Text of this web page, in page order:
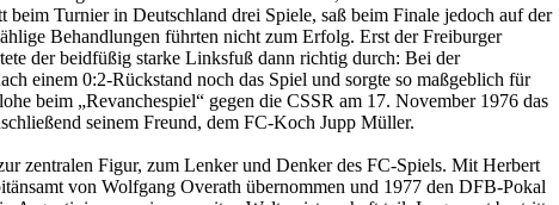
Turnier in Deutschland drei Spiele, saß beim Finale jedoch auf der
Behandlungen führten nicht zum Erfolg. Erst der Freiburger
der beidfüßig starke Linksfuß dann richtig durch: Bei der
einem 0:2-Rückstand noch das Spiel und sorgte so maßgeblich für
beim „Revanchespiel“ gegen die CSSR am 17. November 1976 das
seinem Freund, dem FC-Koch Jupp Müller.
zentralen Figur, zum Lenker und Denker des FC-Spiels. Mit Herbert
von Wolfgang Overath übernommen und 1977 den DFB-Pokal